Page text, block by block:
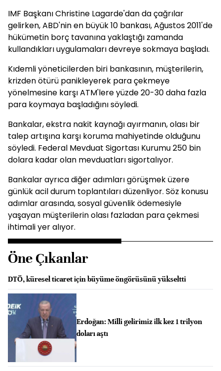
IMF Başkanı Christine Lagarde'dan da çağrılar
gelirken, ABD'nin en büyük 10 bankası, Ağustos 2011'de
hükümetin borç tavanına yaklaştığı zamanda
kullandıkları uygulamaları devreye sokmaya başladı.
Kıdemli yöneticilerden biri bankasının, müşterilerin,
krizden ötürü panikleyerek para çekmeye
yönelmesine karşı ATM'lere yüzde 20-30 daha fazla
para koymaya başladığını söyledi.
Bankalar, ekstra nakit kaynağı ayırmanın, olası bir
talep artışına karşı koruma mahiyetinde olduğunu
söyledi. Federal Mevduat Sigortası Kurumu 250 bin
dolara kadar olan mevduatları sigortalıyor.
Bankalar ayrıca diğer adımları görüşmek üzere
günlük acil durum toplantıları düzenliyor. Söz konusu
adımlar arasında, sosyal güvenlik ödemesiyle
yaşayan müşterilerin olası fazladan para çekmesi
ihtimali yer alıyor.
Öne Çıkanlar
DTÖ, küresel ticaret için büyüme öngörüsünü yükseltti
Erdoğan: Milli gelirimiz ilk kez 1 trilyon
doları aştı